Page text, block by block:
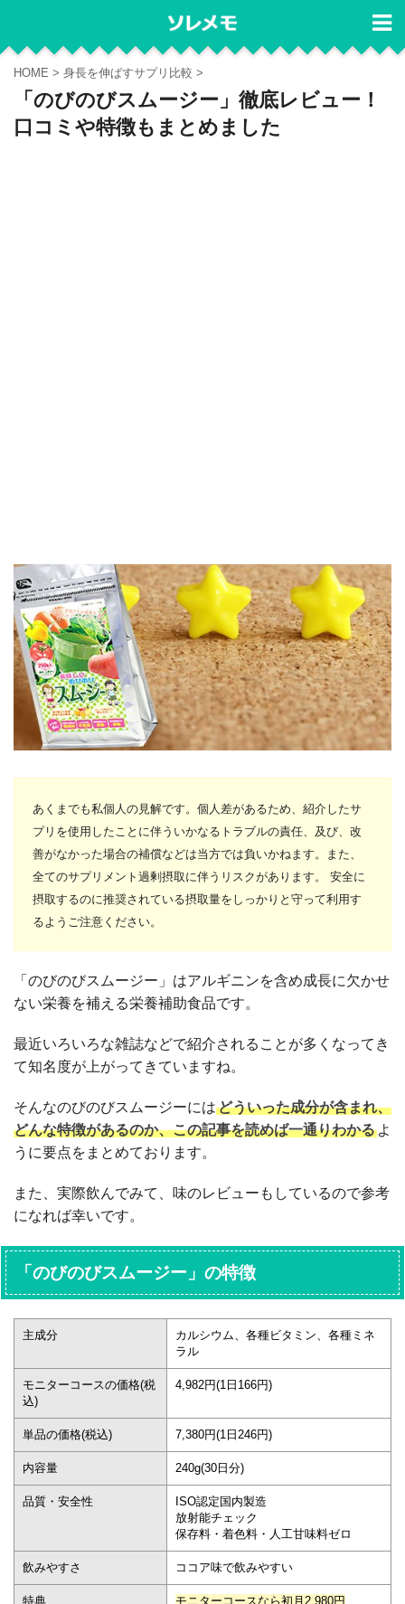
HOME > 身長を伸ばすサプリ比較 >
「のびのびスムージー」徹底レビュー！
口コミや特徴もまとめました
あくまでも私個人の見解です。個人差があるため、紹介したサ
プリを使用したことに伴ういかなるトラブルの責任、及び、改
善がなかった場合の補償などは当方では負いかねます。
また、
全てのサプリメント過剰摂取に伴うリスクがあります。 安全に
摂取するのに推奨されている摂取量をしっかりと守って利用す
るようご注意ください。
「のびのびスムージー」はアルギニンを含め成長に欠かせ
ない栄養を補える栄養補助食品です。
最近いろいろな雑誌などで紹介されることが多くなってき
て知名度が上がってきていますね。
そんなのびのびスムージーにはどういった成分が含まれ、
どんな特徴があるのか、この記事を読めば一通りわかる よ
うに要点をまとめております。
また、実際飲んでみて、味のレビューもしているので参考
になれば幸いです。
「のびのびスムージー」の特徴
主成分
カルシウム、各種ビタミン、各種ミネ
ラル
モニターコースの価格(税
込)
4,982円(1日166円)
単品の価格(税込) 7,380円(1日246円)
内容量 240g(30日分)
品質・安全性
ISO認定国内製造
放射能チェック
保存料・着色料・人工甘味料ゼロ
飲みやすさ ココア味で飲みやすい
特典
モニターコースなら初月2,980円